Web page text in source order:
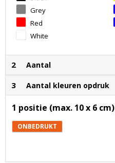
Grey
Red
White
2 Aantal
3 Aantal kleuren opdruk
1 positie (max. 10 x 6 cm)
ONBEDRUKT